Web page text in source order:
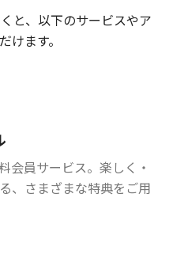
と、以下のサービスやア
けます。
会員サービス。楽しく・
、さまざまな特典をご用